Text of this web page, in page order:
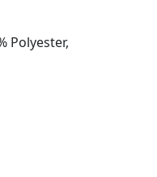
Polyester,